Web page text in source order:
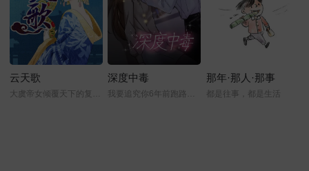
云天歌
大虞帝女倾覆天下的复仇计划
深度中毒
我要追究你6年前跑路的责任
那年·那人·那事
都是往事，都是生活